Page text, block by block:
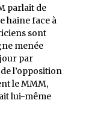
haine face à
sont
menée
par
l’opposition
le MMM,
lui-même